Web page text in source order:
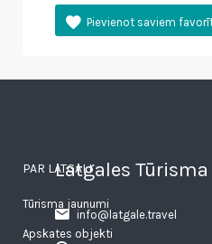
Latgales
info@latgale.travel
PAR LATGALI
Tūrisma jaunumi
Apskates objekti